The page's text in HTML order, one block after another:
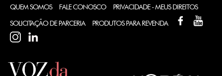
QUEM SOMOS FALE CONOSCO PRIVACIDADE - MEUS DIREITOS
SOLICITAÇÃO DE PARCERIA PRODUTOS PARA REVENDA
FACEBOOK
INSTAGRAM